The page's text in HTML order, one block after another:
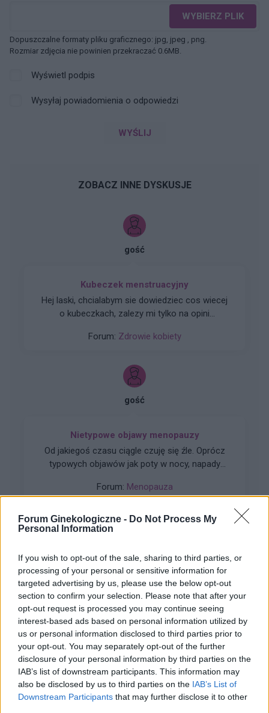
Forum Ginekologiczne - Do Not Process My
Personal Information
If you wish to opt-out of the sale, sharing to third parties, or
processing of your personal or sensitive information for
targeted advertising by us, please use the below opt-out
section to confirm your selection. Please note that after your
opt-out request is processed you may continue seeing
interest-based ads based on personal information utilized by
us or personal information disclosed to third parties prior to
your opt-out. You may separately opt-out of the further
disclosure of your personal information by third parties on the
IAB’s list of downstream participants. This information may
also be disclosed by us to third parties on the IAB’s List of
Downstream Participants that may further disclose it to other
WYBIERZ PLIK
Dopuszczalne formaty pliku graficznego: jpg, jpeg , png.
Rozmiar zdjęcia nie powinien przekraczać 0.6MB.
Wyświetl podpis
Wysyłaj powiadomienia o odpowiedzi
WYŚLIJ
ZOBACZ INNE DYSKUSJE
gość
Kubeczek menstruacyjny
Hej laski, chcialabym sie dowiedziec cos wiecej
o kubeczkach, zalezy mi tylko na opini
wyjmowaniem, jak jest z kom***m uzytkowania,
szukam alternatywy dla podpasek a tampony
jakos do mnie nie przemawiaja. Glupie
Forum: Zdrowie kobiety
gość
Nietypowe objawy menopauzy
Od jakiegoś czasu ciągle czuję się źle. Oprócz
typowych objawów jak poty w nocy, napady
sie też inne rzeczy: zawroty głowy, krótkie
podczas spacerów, do tego czasem nudności i
słabo, bóle kręgosłupa i w odbycie w okolicy
to możliwe, by to wszystko powodowała
menopauza? Ktoś ma podobnie?
Forum: Menopauza
Czy mogę wmawiać sobie nieustanny ból?
Czy może mi się wydawać, że coś boli, ale tak
naprawdę sobie to wmawiam? Ostatnio zaczął
mnie boleć dość zdrowy ząb i czuję gniecenie w
nim cały czas, od obudzeniania się rano, po
zaśnięcie w nocy. Bez dosłownie żadnej przerwy.
Jednak ząb jest całkowicie zdrowy i nie bolał
mnie przed tym, jak zacząłem miewać pewne
problemy z oddalonym o kilka zębów dziąsłem.
Forum: Zdrowie kobiety
gość